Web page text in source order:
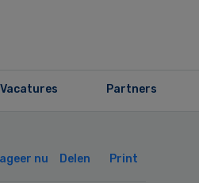
Vacatures Partners
nu Delen Print